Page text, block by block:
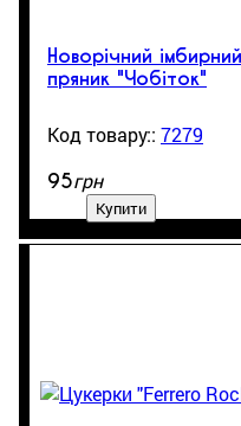
Новорічний імбирний
пряник "Чобіток"
7279
95грн
Купити